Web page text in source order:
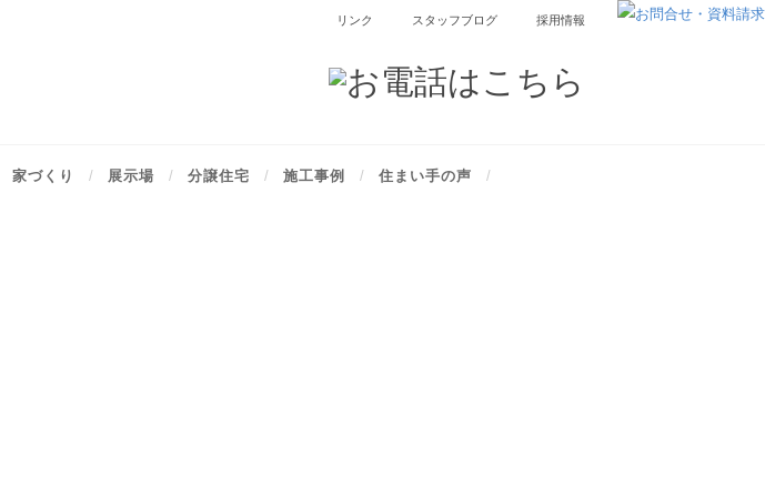
リンク スタッフブログ 採用情報
家づくり 展示場 分譲住宅 施工事例 住まい手の声